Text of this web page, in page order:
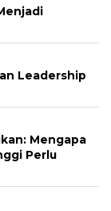
Leadership
Mengapa
Perlu